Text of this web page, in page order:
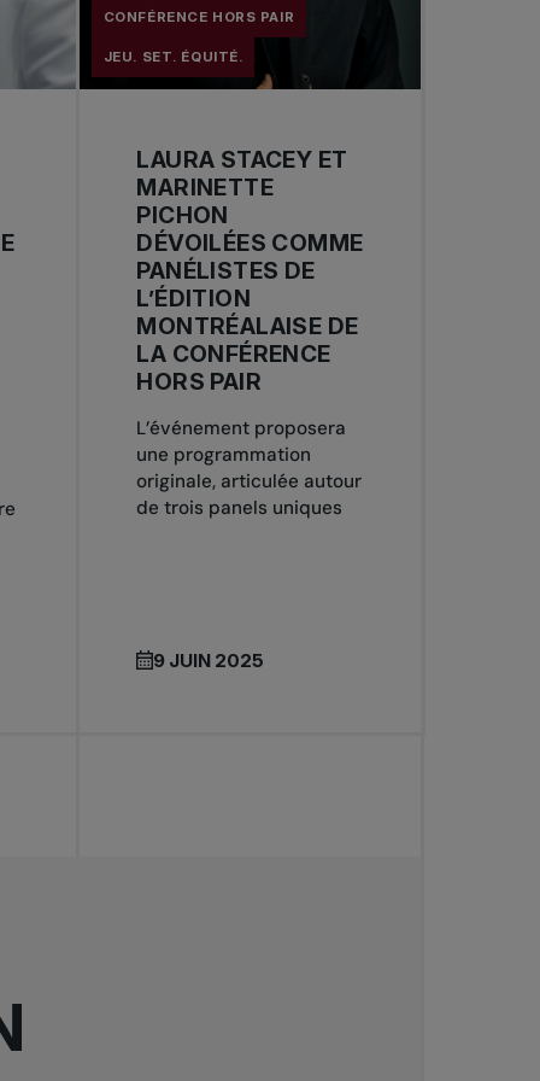
CONFÉRENCE HORS PAIR
JEU. SET. ÉQUITÉ.
LAURA STACEY ET
MARINETTE
PICHON
DÉVOILÉES COMME
PANÉLISTES DE
L’ÉDITION
MONTRÉALAISE DE
LA CONFÉRENCE
HORS PAIR
L’événement proposera
une programmation
originale, articulée autour
de trois panels uniques
9 JUIN 2025